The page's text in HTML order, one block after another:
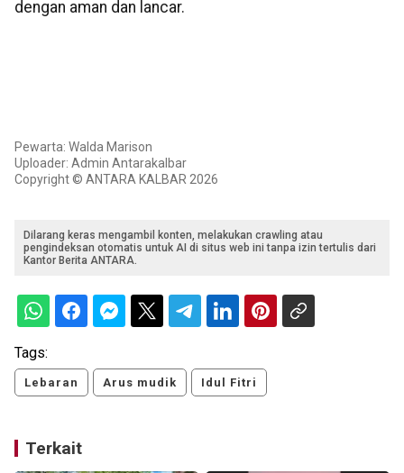
dengan aman dan lancar.
Pewarta: Walda Marison
Uploader: Admin Antarakalbar
Copyright © ANTARA KALBAR 2026
Dilarang keras mengambil konten, melakukan crawling atau
pengindeksan otomatis untuk AI di situs web ini tanpa izin tertulis dari
Kantor Berita ANTARA.
Tags:
Lebaran Arus mudik Idul Fitri
Terkait